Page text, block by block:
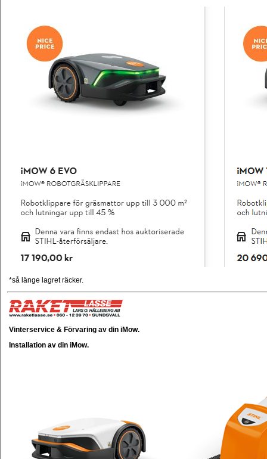
*så länge lagret räcker.
Vinterservice & Förvaring av din iMow.
Installation av din iMow.